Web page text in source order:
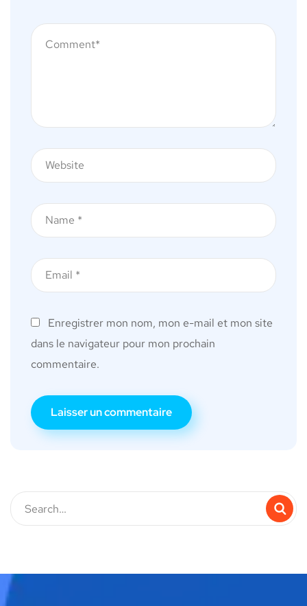
Enregistrer mon nom, mon e-mail et mon site
dans le navigateur pour mon prochain
commentaire.